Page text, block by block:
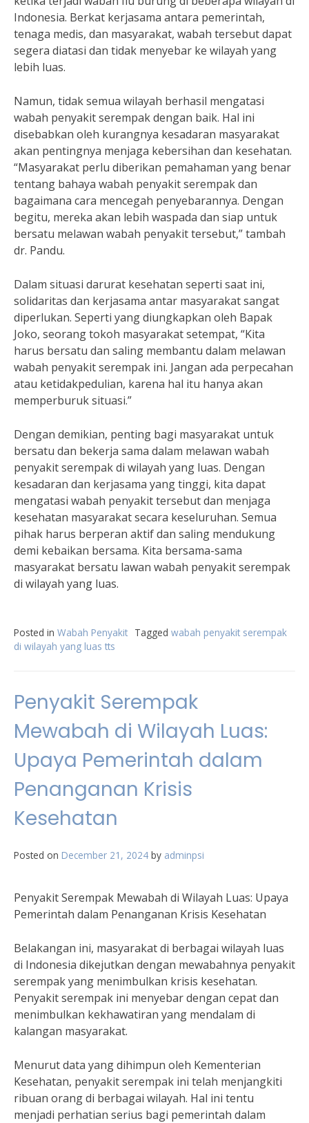
Indonesia. Berkat kerjasama antara pemerintah,
tenaga medis, dan masyarakat, wabah tersebut dapat
segera diatasi dan tidak menyebar ke wilayah yang
lebih luas.
Namun, tidak semua wilayah berhasil mengatasi
wabah penyakit serempak dengan baik. Hal ini
disebabkan oleh kurangnya kesadaran masyarakat
akan pentingnya menjaga kebersihan dan kesehatan.
“Masyarakat perlu diberikan pemahaman yang benar
tentang bahaya wabah penyakit serempak dan
bagaimana cara mencegah penyebarannya. Dengan
begitu, mereka akan lebih waspada dan siap untuk
bersatu melawan wabah penyakit tersebut,” tambah
dr. Pandu.
Dalam situasi darurat kesehatan seperti saat ini,
solidaritas dan kerjasama antar masyarakat sangat
diperlukan. Seperti yang diungkapkan oleh Bapak
Joko, seorang tokoh masyarakat setempat, “Kita
harus bersatu dan saling membantu dalam melawan
wabah penyakit serempak ini. Jangan ada perpecahan
atau ketidakpedulian, karena hal itu hanya akan
memperburuk situasi.”
Dengan demikian, penting bagi masyarakat untuk
bersatu dan bekerja sama dalam melawan wabah
penyakit serempak di wilayah yang luas. Dengan
kesadaran dan kerjasama yang tinggi, kita dapat
mengatasi wabah penyakit tersebut dan menjaga
kesehatan masyarakat secara keseluruhan. Semua
pihak harus berperan aktif dan saling mendukung
demi kebaikan bersama. Kita bersama-sama
masyarakat bersatu lawan wabah penyakit serempak
di wilayah yang luas.
Posted in Wabah Penyakit Tagged wabah penyakit serempak
di wilayah yang luas tts
Penyakit Serempak
Mewabah di Wilayah Luas:
Upaya Pemerintah dalam
Penanganan Krisis
Kesehatan
Posted on December 21, 2024 by adminpsi
Penyakit Serempak Mewabah di Wilayah Luas: Upaya
Pemerintah dalam Penanganan Krisis Kesehatan
Belakangan ini, masyarakat di berbagai wilayah luas
di Indonesia dikejutkan dengan mewabahnya penyakit
serempak yang menimbulkan krisis kesehatan.
Penyakit serempak ini menyebar dengan cepat dan
menimbulkan kekhawatiran yang mendalam di
kalangan masyarakat.
Menurut data yang dihimpun oleh Kementerian
Kesehatan, penyakit serempak ini telah menjangkiti
ribuan orang di berbagai wilayah. Hal ini tentu
menjadi perhatian serius bagi pemerintah dalam